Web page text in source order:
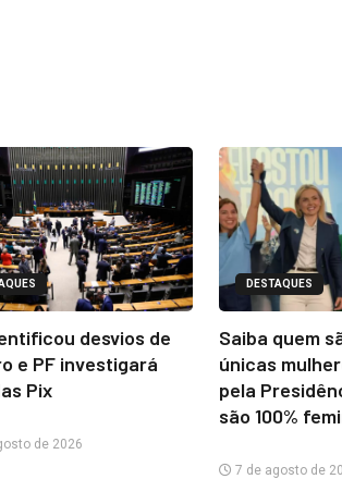
desvios de
e PF investigará
Pix
de 2026
DESTAQUES
Saiba quem
únicas
pela
são 100%
7 de agosto de